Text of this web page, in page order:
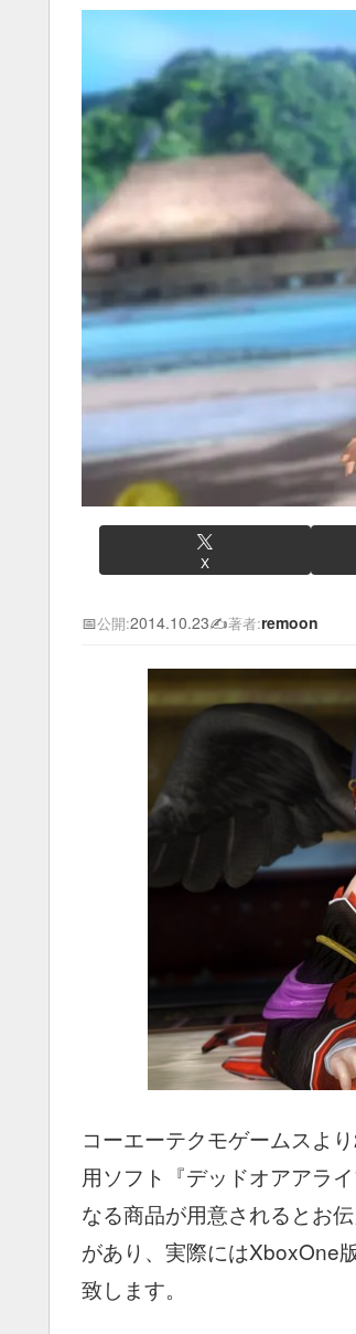
X
📅公開:2014.10.23✍️著者:remoon
コーエーテクモゲームスよ
用ソフト『デッドオアアラ
なる商品が用意されるとお
があり、実際にはXboxOne
致します。